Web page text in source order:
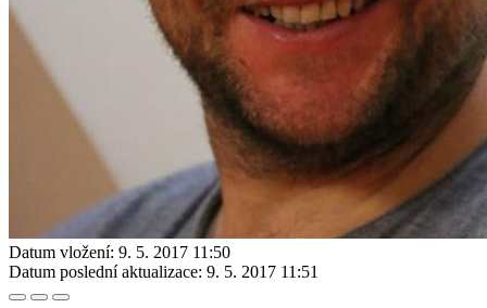
Datum vložení: 9. 5. 2017 11:50
Datum poslední aktualizace: 9. 5. 2017 11:51